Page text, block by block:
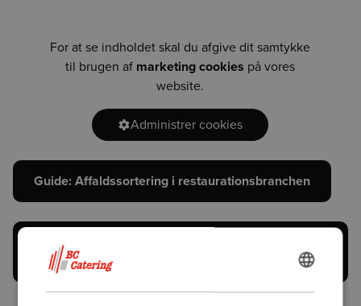
For at se indholdet skal du afgive dit samtykke
til brugen af marketing cookies på vores
website.
Administrer cookies
Guide: Affaldssortering i restaurationsbranchen
Illustreret guide til affaldsfraktioner
(sorteringsguide)